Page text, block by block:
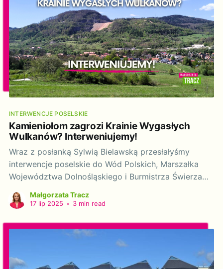
INTERWENCJE POSELSKIE
Kamieniołom zagrozi Krainie Wygasłych
Wulkanów? Interweniujemy!
Wraz z posłanką Sylwią Bielawską przesłałyśmy
interwencje poselskie do Wód Polskich, Marszałka
Województwa Dolnośląskiego i Burmistrza Świerzawy
metabazaltu na terenie gminy Świerzawa.
Natura 2000 Góry i Pogórze Kaczawskie, w centrum
Geoparku UNESCO Kraina Wygasłych Wulkanów oraz
Małgorzata Tracz
17 lip 2025 • 3 min read